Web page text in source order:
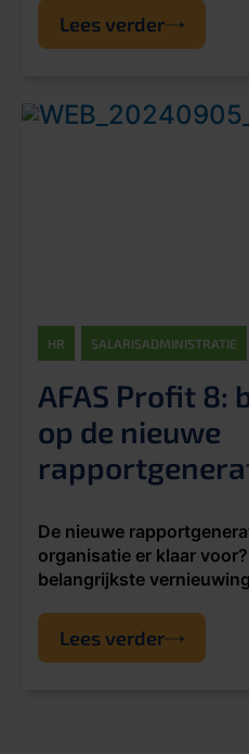
Lees verder
HR SALARISADMINISTRATIE
AFAS Profit 8:
op de nieuwe
De nieuwe
organisatie er klaar
belangrijkste
Lees verder